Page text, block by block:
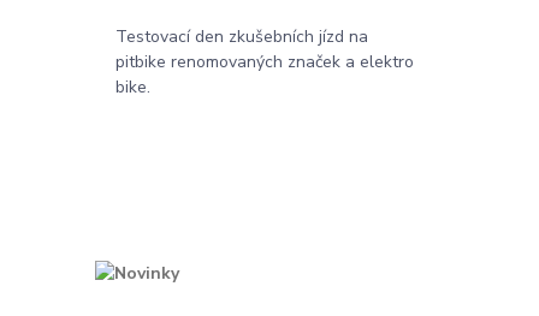
Testovací den zkušebních jízd na
pitbike renomovaných značek a elektro
bike.